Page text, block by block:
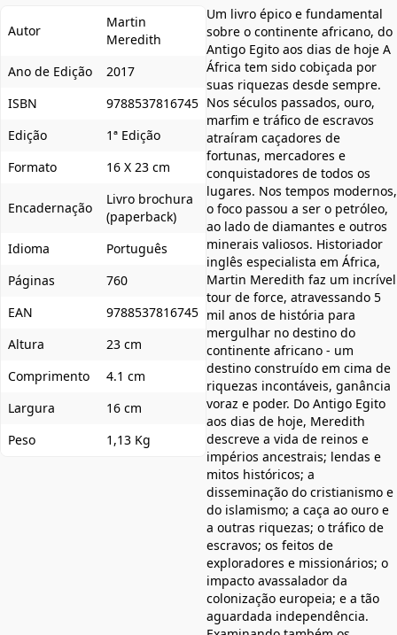
Autor
Martin
Meredith
Ano de Edição
2017
ISBN
9788537816745
Edição
1ª Edição
Formato
16 X 23 cm
Encadernação
Livro brochura
(paperback)
Idioma
Português
Páginas
760
EAN
9788537816745
Altura
23 cm
Comprimento
4.1 cm
Largura
16 cm
Peso
1,13 Kg
Um livro épico e fundamental
sobre o continente africano, do
Antigo Egito aos dias de hoje A
África tem sido cobiçada por
suas riquezas desde sempre.
Nos séculos passados, ouro,
marfim e tráfico de escravos
atraíram caçadores de
fortunas, mercadores e
conquistadores de todos os
lugares. Nos tempos modernos,
o foco passou a ser o petróleo,
ao lado de diamantes e outros
minerais valiosos. Historiador
inglês especialista em África,
Martin Meredith faz um incrível
tour de force, atravessando 5
mil anos de história para
mergulhar no destino do
continente africano - um
destino construído em cima de
riquezas incontáveis, ganância
voraz e poder. Do Antigo Egito
aos dias de hoje, Meredith
descreve a vida de reinos e
impérios ancestrais; lendas e
mitos históricos; a
disseminação do cristianismo e
do islamismo; a caça ao ouro e
a outras riquezas; o tráfico de
escravos; os feitos de
exploradores e missionários; o
impacto avassalador da
colonização europeia; e a tão
aguardada independência.